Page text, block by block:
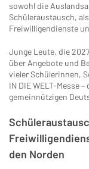
sowohl die
Schüleraustausch,
Freiwilligendienste
Junge Leute, die
über Angebote und
vieler Schülerinnen,
IN DIE WELT-Messe
gemeinnützigen
den Norden